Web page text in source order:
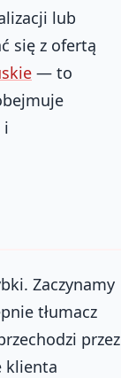
lub
się z ofertą
— to
i
Zaczynamy
tłumacz
przez
klienta